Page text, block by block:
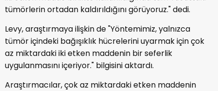
tümörlerin ortadan kaldırıldığını görüyoruz." dedi.
Levy, araştırmaya ilişkin de "Yöntemimiz, yalnızca
tümör içindeki bağışıklık hücrelerini uyarmak için çok
az miktardaki iki etken maddenin bir seferlik
uygulanmasını içeriyor." bilgisini aktardı.
Araştırmacılar, çok az miktardaki etken maddenin